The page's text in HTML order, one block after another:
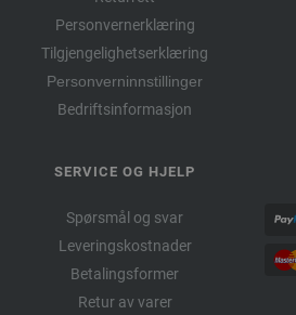
Personvernerklæring
Tilgjengelighetserklæring
Personverninnstillinger
Bedriftsinformasjon
SERVICE OG HJELP
Spørsmål og svar
Leveringskostnader
Betalingsformer
Retur av varer